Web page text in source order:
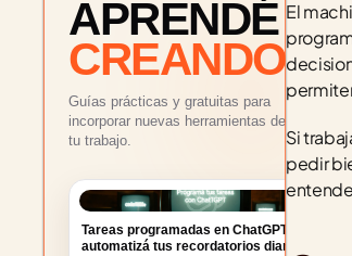
APRENDÉ
CREANDO
Guías prácticas y gratuitas para
incorporar nuevas herramientas de IA a
tu trabajo.
Tareas programadas en ChatGPT:
automatizá tus recordatorios diarios
Ver ebook
El
Si
pedir